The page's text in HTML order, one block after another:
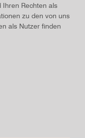
No. 2, Magdeburg,
33,5 x 27,0 cm,
sauberem Notentext,
Ihren Rechten als
zu den von uns
als Nutzer finden